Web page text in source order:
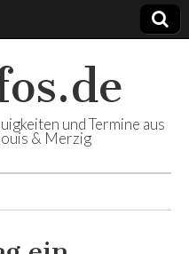
und Termine aus
& Merzig